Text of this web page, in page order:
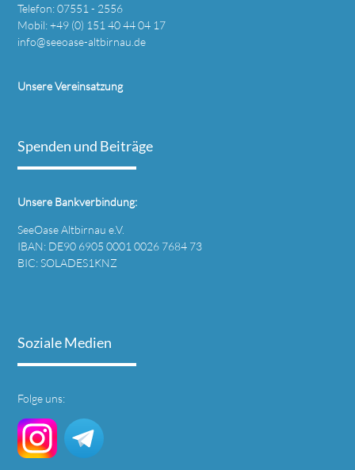
Telefon: 07551 - 2556
Mobil: +49 (0) 151 40 44 04 17
info@seeoase-altbirnau.de
Unsere Vereinsatzung
Spenden und Beiträge
Unsere Bankverbindung:
SeeOase Altbirnau e.V.
IBAN: DE90 6905 0001 0026 7684 73
BIC: SOLADES1KNZ
Soziale Medien
Folge uns: